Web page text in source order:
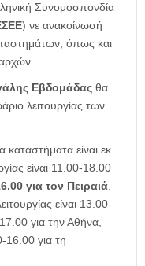
Συνομοσπονδία
) νε ανακοίνωσή
όπως και
Εβδομάδας θα
λειτουργίας των
καταστήματα είναι εκ
είναι 11.00-18.00
για τον Πειραιά.
είναι 13.00-
για την Αθήνα,
16.00 για τη